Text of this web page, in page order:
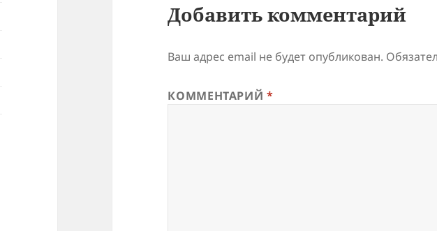
Добавить комментарий
Ваш адрес email не будет опубликован.
КОММЕНТАРИЙ*